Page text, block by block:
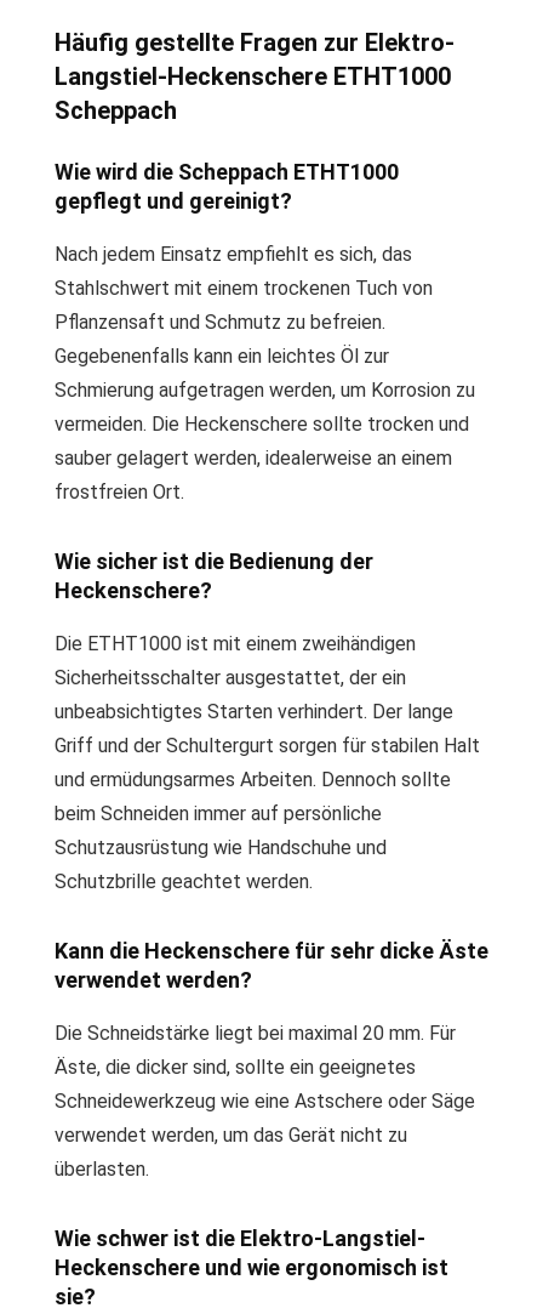
Häufig gestellte Fragen zur Elektro-
Langstiel-Heckenschere ETHT1000
Scheppach
Wie wird die Scheppach ETHT1000
gepflegt und gereinigt?
Nach jedem Einsatz empfiehlt es sich, das
Stahlschwert mit einem trockenen Tuch von
Pflanzensaft und Schmutz zu befreien.
Gegebenenfalls kann ein leichtes Öl zur
Schmierung aufgetragen werden, um Korrosion zu
vermeiden. Die Heckenschere sollte trocken und
sauber gelagert werden, idealerweise an einem
frostfreien Ort.
Wie sicher ist die Bedienung der
Heckenschere?
Die ETHT1000 ist mit einem zweihändigen
Sicherheitsschalter ausgestattet, der ein
unbeabsichtigtes Starten verhindert. Der lange
Griff und der Schultergurt sorgen für stabilen Halt
und ermüdungsarmes Arbeiten. Dennoch sollte
beim Schneiden immer auf persönliche
Schutzausrüstung wie Handschuhe und
Schutzbrille geachtet werden.
Kann die Heckenschere für sehr dicke Äste
verwendet werden?
Die Schneidstärke liegt bei maximal 20 mm. Für
Äste, die dicker sind, sollte ein geeignetes
Schneidewerkzeug wie eine Astschere oder Säge
verwendet werden, um das Gerät nicht zu
überlasten.
Wie schwer ist die Elektro-Langstiel-
Heckenschere und wie ergonomisch ist
sie?